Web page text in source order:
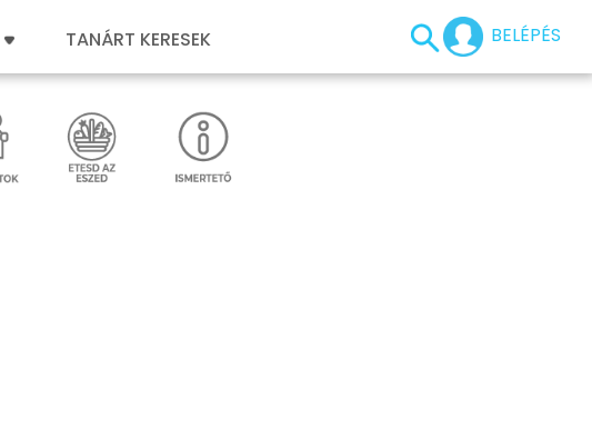
BELÉPÉS
TANÁRT KERESEK